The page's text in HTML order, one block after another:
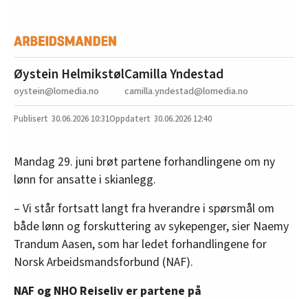
Øystein Helmikstøl
oystein@lomedia.no
Camilla Yndestad
camilla.yndestad@lomedia.no
30.06.2026 10:31 30.06.2026 12:40
Mandag 29. juni brøt partene forhandlingene om ny
lønn for ansatte i skianlegg.
– Vi står fortsatt langt fra hverandre i spørsmål om
både lønn og forskuttering av sykepenger, sier Naemy
Trandum Aasen, som har ledet forhandlingene for
Norsk Arbeidsmandsforbund (NAF).
NAF og NHO Reiseliv er partene på